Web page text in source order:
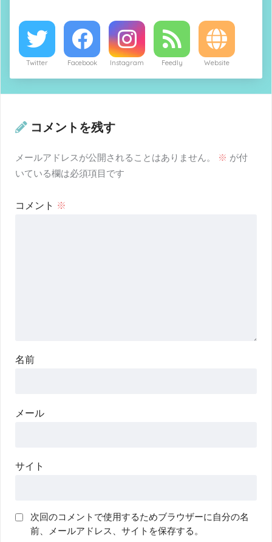
Twitter Facebook Instagram Feedly Website
コメントを残す
メールアドレスが公開されることはありません。 ※ が付
いている欄は必須項目です
コメント ※
名前
メール
サイト
次回のコメントで使用するためブラウザーに自分の名
前、メールアドレス、サイトを保存する。